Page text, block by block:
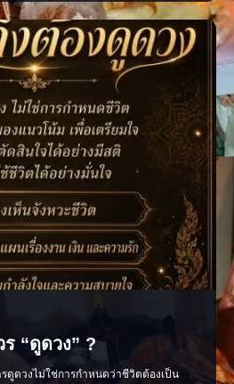
รียงธนบัตรไปในทิศทางเดียวกัน โดยหัน
จ บิลเ
ร “ดูดวง” ?
รดูดวงไม่ใช่การกำหนดว่าชีวิตต้องเป็น